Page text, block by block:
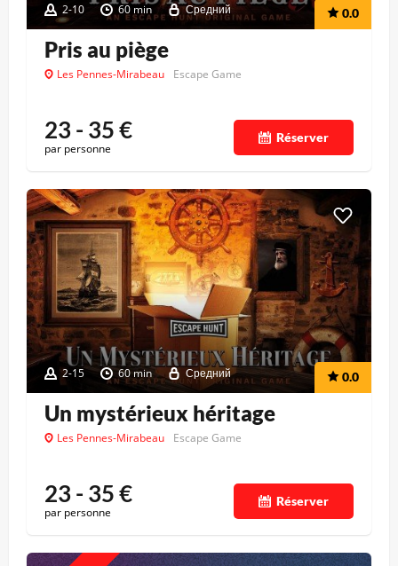
2-10 60 min Средний 0.0
Pris au piège
Les Pennes-Mirabeau Escape Game
23 - 35€
par personne
Réserver
2-15 60 min Средний 0.0
Un mystérieux héritage
Les Pennes-Mirabeau Escape Game
23 - 35€
par personne
Réserver